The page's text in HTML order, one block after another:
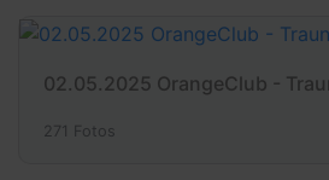
02.05.2025 OrangeClub -
271 Fotos